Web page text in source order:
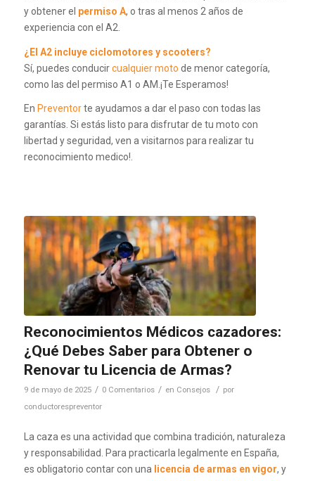
y obtener el permiso A, o tras al menos 2 años de
experiencia con el A2.
¿El A2 incluye ciclomotores y scooters?
Sí, puedes conducircualquier moto de menor categoría,
como las del permiso A1 o AM.¡Te Esperamos!
En Preventorte ayudamos a dar el paso con todas las
garantías. Si estás listo para disfrutar de tu moto con
libertad y seguridad, ven a visitarnos para realizar tu
reconocimiento medico!.
Reconocimientos Médicos cazadores:
¿Qué Debes Saber para Obtener o
Renovar tu Licencia de Armas?
9 de mayo de 2025 / 0 Comentarios / en Consejos / por
conductorespreventor
La caza es una actividad que combina tradición, naturaleza
y responsabilidad. Para practicarla legalmente en España,
es obligatorio contar con una licencia de armas en vigor, y